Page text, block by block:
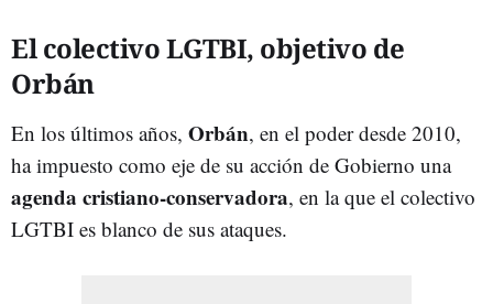
El colectivo LGTBI, objetivo de
Orbán
En los últimos años, Orbán, en el poder desde 2010,
ha impuesto como eje de su acción de Gobierno una
agenda cristiano-conservadora, en la que el colectivo
LGTBI es blanco de sus ataques.